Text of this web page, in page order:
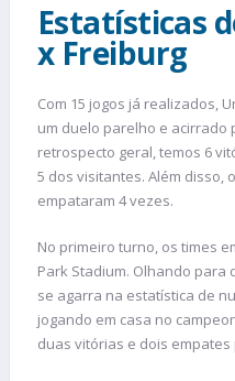
Estatísticas
x Freiburg
Com 15 jogos já realizados,
um duelo parelho e acirrado
retrospecto geral, temos 6
5 dos visitantes. Além disso,
empataram 4 vezes.
No primeiro turno, os times
Park Stadium. Olhando para
se agarra na estatística de
jogando em casa no
duas vitórias e dois empates